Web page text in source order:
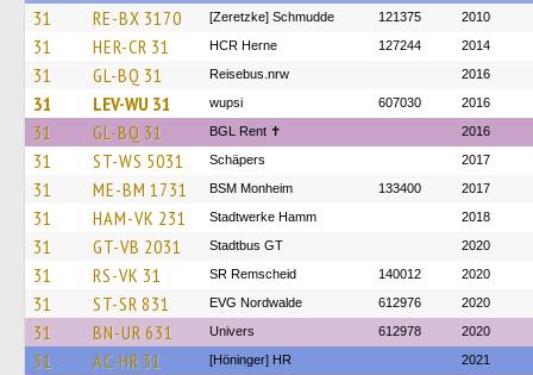
31
RE-BX 3170 [Zeretzke] Schmudde 121375 2010
31 HER-CR 31 HCR Herne 127244 2014
31 GL-BQ 31 Reisebus.nrw 2016
31 LEV-WU 31 wupsi 607030 2016
31 GL-BQ 31 BGL Rent ✝︎ 2016
31 ST-WS 5031 Schäpers 2017
31 ME-BM 1731 BSM Monheim 133400 2017
31 HAM-VK 231 Stadtwerke Hamm 2018
31 GT-VB 2031 Stadtbus GT 2020
31 RS-VK 31 SR Remscheid 140012 2020
31 ST-SR 831 EVG Nordwalde 612976 2020
31 BN-UR 631 Univers 612978 2020
31 AC-HR 31 [Höninger] HR 2021